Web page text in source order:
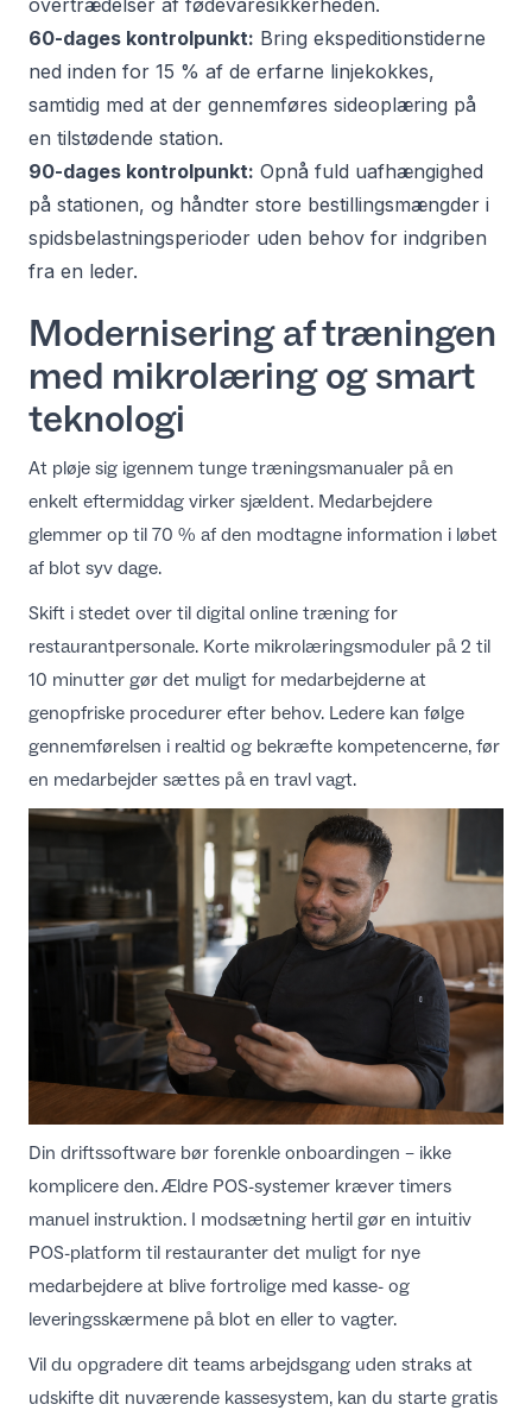
60-dages kontrolpunkt: Bring ekspeditionstiderne
ned inden for 15 % af de erfarne linjekokkes,
samtidig med at der gennemføres sideoplæring på
en tilstødende station.
90-dages kontrolpunkt: Opnå fuld uafhængighed
på stationen, og håndter store bestillingsmængder i
spidsbelastningsperioder uden behov for indgriben
fra en leder.
Modernisering af træningen
med mikrolæring og smart
teknologi
At pløje sig igennem tunge træningsmanualer på en
enkelt eftermiddag virker sjældent. Medarbejdere
glemmer op til 70 % af den modtagne information i løbet
af blot syv dage.
Skift i stedet over til digital online træning for
restaurantpersonale. Korte mikrolæringsmoduler på 2 til
10 minutter gør det muligt for medarbejderne at
genopfriske procedurer efter behov. Ledere kan følge
gennemførelsen i realtid og bekræfte kompetencerne, før
en medarbejder sættes på en travl vagt.
Din driftssoftware bør forenkle onboardingen – ikke
komplicere den. Ældre POS-systemer kræver timers
manuel instruktion. I modsætning hertil gør en intuitiv
POS-platform til restauranter det muligt for nye
medarbejdere at blive fortrolige med kasse- og
leveringsskærmene på blot en eller to vagter.
Vil du opgradere dit teams arbejdsgang uden straks at
udskifte dit nuværende kassesystem, kan du starte gratis